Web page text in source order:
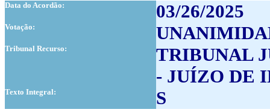
Data do Acordão: 03/26/2025
Votação:
Tribunal Recurso:
TRIBUNAL
- JUÍZO DE
Texto Integral: S